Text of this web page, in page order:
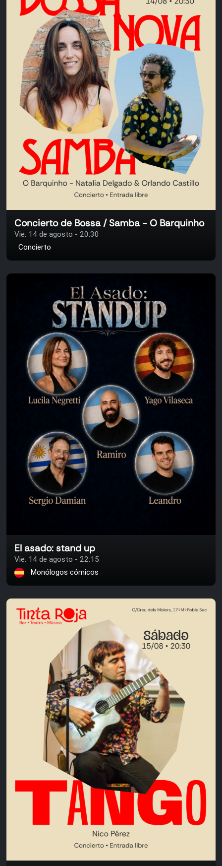
Concierto de Bossa / Samba - O Barquinho
Vie. 14 de agosto - 20:30
Concierto
El asado: stand up
Vie. 14 de agosto - 22:15
Monólogos cómicos